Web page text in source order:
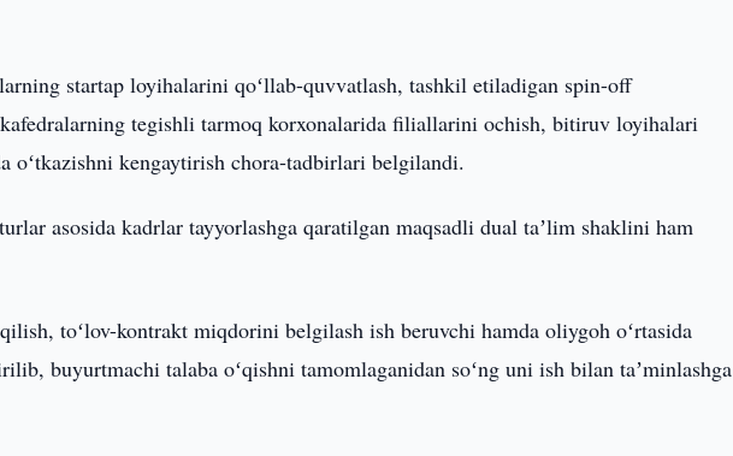
startap loyihalarini qoʻllab-quvvatlash, tashkil etiladigan spin-off
tegishli tarmoq korxonalarida filiallarini ochish, bitiruv loyihalari
oʻtkazishni kengaytirish chora-tadbirlari belgilandi.
asosida kadrlar tayyorlashga qaratilgan maqsadli dual taʼlim shaklini ham
toʻlov-kontrakt miqdorini belgilash ish beruvchi hamda oliygoh oʻrtasida
buyurtmachi talaba oʻqishni tamomlaganidan soʻng uni ish bilan taʼminlashga